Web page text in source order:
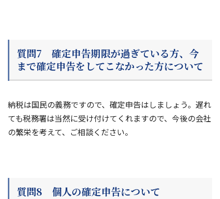
質問7 確定申告期限が過ぎている方、今
まで確定申告をしてこなかった方について
納税は国民の義務ですので、確定申告はしましょう。遅れ
ても税務署は当然に受け付けてくれますので、今後の会社
の繁栄を考えて、ご相談ください。
質問8 個人の確定申告について